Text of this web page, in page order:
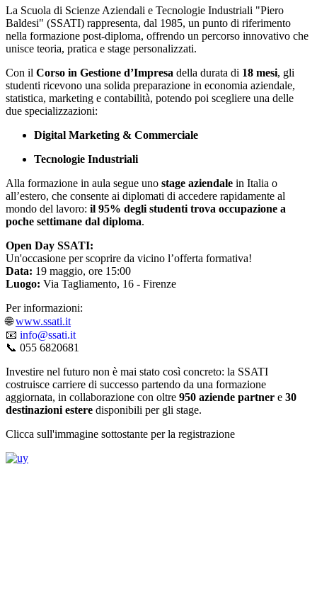
La Scuola di Scienze Aziendali e Tecnologie Industriali "Piero
Baldesi" (SSATI) rappresenta, dal 1985, un punto di riferimento
nella formazione post-diploma, offrendo un percorso innovativo che
unisce teoria, pratica e stage personalizzati.
Con il Corso in Gestione d’Impresa della durata di 18 mesi, gli
studenti ricevono una solida preparazione in economia aziendale,
statistica, marketing e contabilità, potendo poi scegliere una delle
due specializzazioni:
Digital Marketing & Commerciale
Tecnologie Industriali
Alla formazione in aula segue uno stage aziendale in Italia o
all’estero, che consente ai diplomati di accedere rapidamente al
mondo del lavoro: il 95% degli studenti trova occupazione a
poche settimane dal diploma.
Open Day SSATI:
Un'occasione per scoprire da vicino l’offerta formativa!
Data: 19 maggio, ore 15:00
Luogo: Via Tagliamento, 16 - Firenze
Per informazioni:
🌐www.ssati.it
📧 info@ssati.it
📞 055 6820681
Investire nel futuro non è mai stato così concreto: la SSATI
costruisce carriere di successo partendo da una formazione
aggiornata, in collaborazione con oltre 950 aziende partner e 30
destinazioni estere disponibili per gli stage.
Clicca sull'immagine sottostante per la registrazione